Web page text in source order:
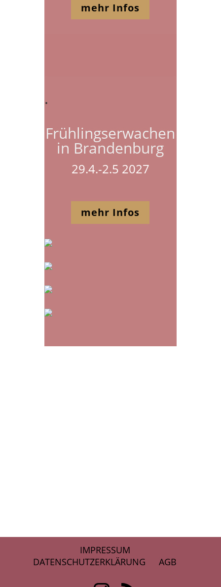
mehr Infos
.
Frühlingserwachen
in Brandenburg
29.4.-2.5 2027
mehr Infos
IMPRESSUM
DATENSCHUTZERKLÄRUNG
AGB